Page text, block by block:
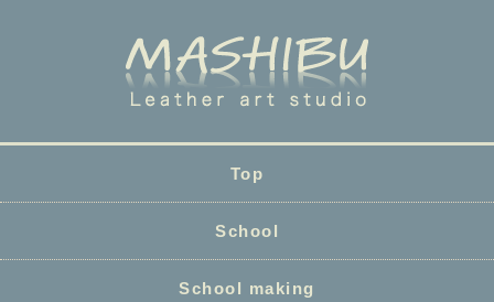
Top
School
School making